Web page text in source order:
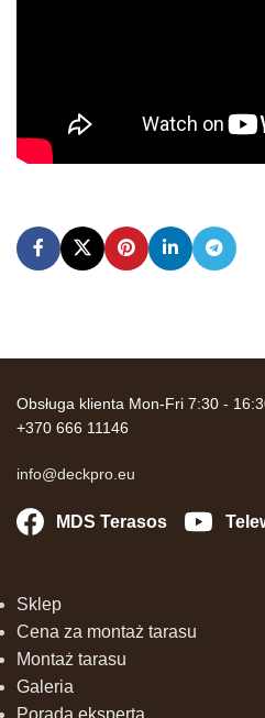
Obsługa klienta Mon-Fri 7:30 -
+370 666 11146
info@deckpro.eu
MDS Terasos
Sklep
Cena za montaż tarasu
Montaż tarasu
Galeria